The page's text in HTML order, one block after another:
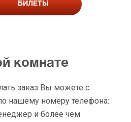
БИЛЕТЫ
комнате
заказ Вы можете с
нашему номеру телефона:
и более чем